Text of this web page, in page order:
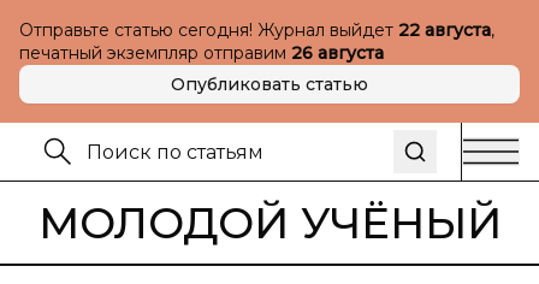
Отправьте статью сегодня! Журнал выйдет 22 августа,
печатный экземпляр отправим 26 августа
Опубликовать статью
МОЛОДОЙ УЧЁНЫЙ